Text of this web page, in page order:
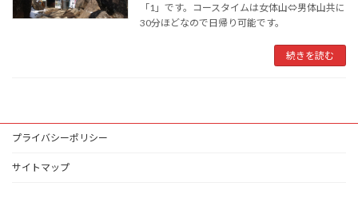
「1」です。コースタイムは女体山⇔男体山共に
30分ほどなので日帰り可能です。
続きを読む
プライバシーポリシー
サイトマップ